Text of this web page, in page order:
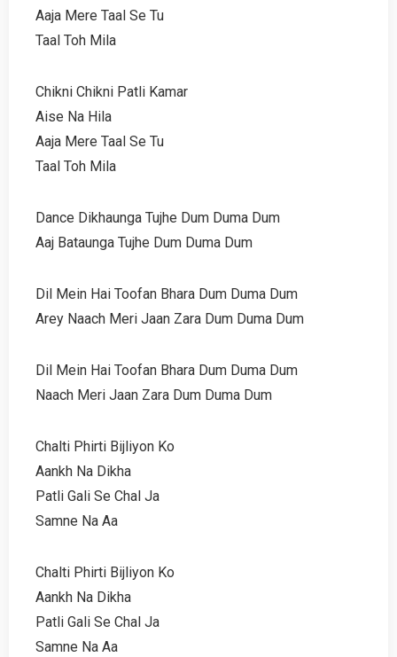
Aaja Mere Taal Se Tu
Taal Toh Mila
Chikni Chikni Patli Kamar
Aise Na Hila
Aaja Mere Taal Se Tu
Taal Toh Mila
Dance Dikhaunga Tujhe Dum Duma Dum
Aaj Bataunga Tujhe Dum Duma Dum
Dil Mein Hai Toofan Bhara Dum Duma Dum
Arey Naach Meri Jaan Zara Dum Duma Dum
Dil Mein Hai Toofan Bhara Dum Duma Dum
Naach Meri Jaan Zara Dum Duma Dum
Chalti Phirti Bijliyon Ko
Aankh Na Dikha
Patli Gali Se Chal Ja
Samne Na Aa
Chalti Phirti Bijliyon Ko
Aankh Na Dikha
Patli Gali Se Chal Ja
Samne Na Aa